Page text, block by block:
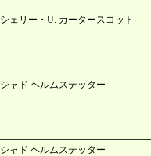
シェリー・U. カータースコット
シャド ヘルムステッター
シャド ヘルムステッター